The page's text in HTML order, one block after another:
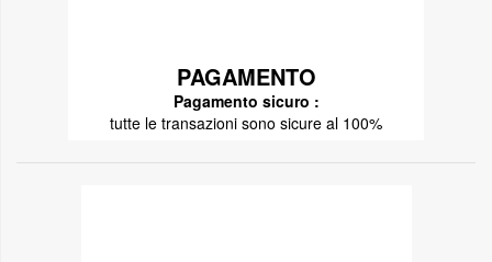
PAGAMENTO
Pagamento sicuro :
tutte le transazioni sono sicure al 100%